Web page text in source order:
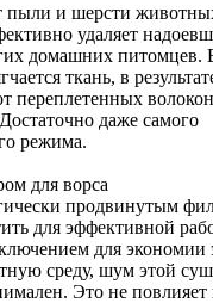
пыли и шерсти
удаляет
домашних питомцев.
ткань, в
переплетенных
даже самого
режима.
для ворса
продвинутым
для эффективной
для
среду, шум этой
Это не